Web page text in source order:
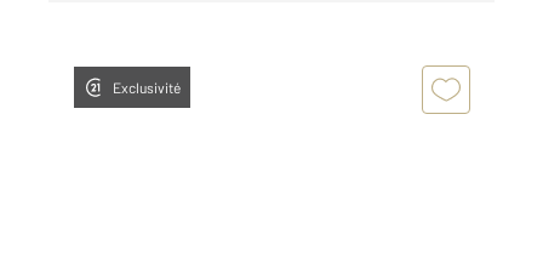
Exclusivité